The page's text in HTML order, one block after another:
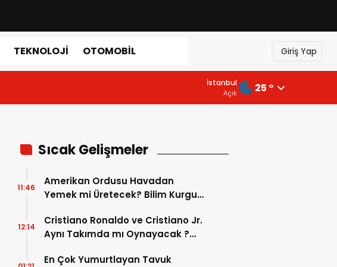
TEKNOLOJI OTOMOBIL Giriş Yap
İstanbul
Açık 25 °
Sıcak Gelişmeler
Amerikan Ordusu Havadan
Yemek mi Üretecek? Bilim Kurgu
11:46
Cristiano Ronaldo ve Cristiano Jr.
Aynı Takımda mı Oynayacak ?
Dönemimi Başlıyor ?
12:14
En Çok Yumurtlayan Tavuk